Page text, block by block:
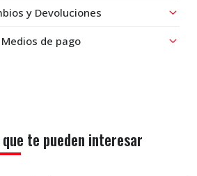
y Devoluciones
Medios de pago
te pueden interesar